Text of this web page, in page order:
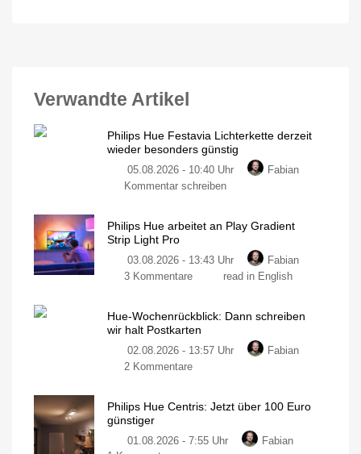
Verwandte Artikel
Philips Hue Festavia Lichterkette derzeit
wieder besonders günstig
05.08.2026 - 10:40 Uhr
Fabian
Kommentar schreiben
Philips Hue arbeitet an Play Gradient
Strip Light Pro
03.08.2026 - 13:43 Uhr
Fabian
3 Kommentare
read in English
Hue-Wochenrückblick: Dann schreiben
wir halt Postkarten
02.08.2026 - 13:57 Uhr
Fabian
2 Kommentare
Philips Hue Centris: Jetzt über 100 Euro
günstiger
01.08.2026 - 7:55 Uhr
Fabian